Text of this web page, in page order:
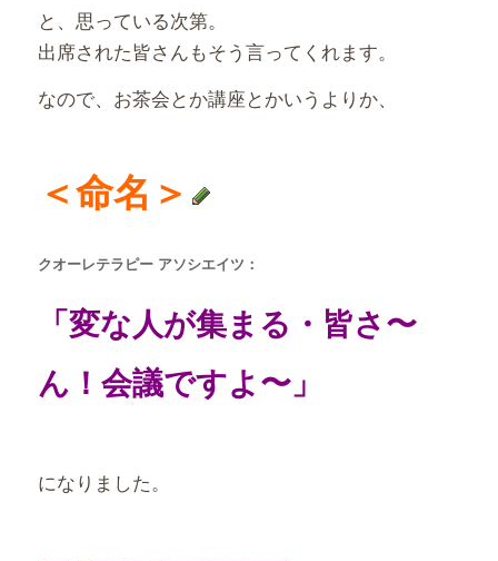
と、思っている次第。
出席された皆さんもそう言ってくれます。
なので、お茶会とか講座とかいうよりか、
＜命名＞
クオーレテラピー アソシエイツ：
「変な人が集まる・ 皆さ〜
ん！会議ですよ〜」
になりました。